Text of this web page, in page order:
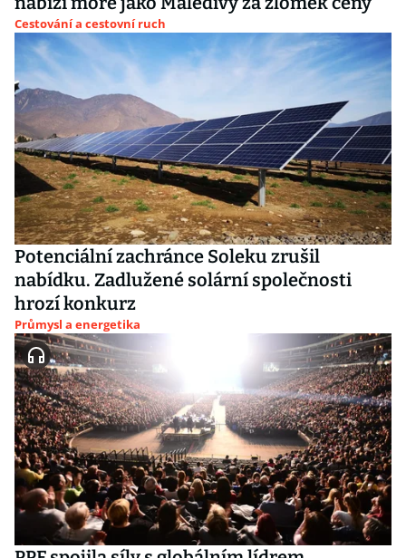
Cestování a cestovní ruch
Potenciální zachránce Soleku zrušil
nabídku. Zadlužené solární společnosti
hrozí konkurz
Průmysl a energetika